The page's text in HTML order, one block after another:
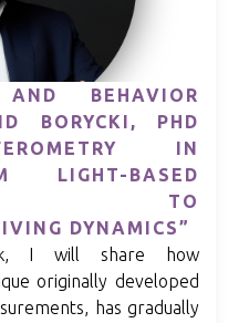
BEHAVIOR
BORYCKI, PHD
IN
LIGHT-BASED
TO
DYNAMICS”
I will share how
originally developed
has gradually